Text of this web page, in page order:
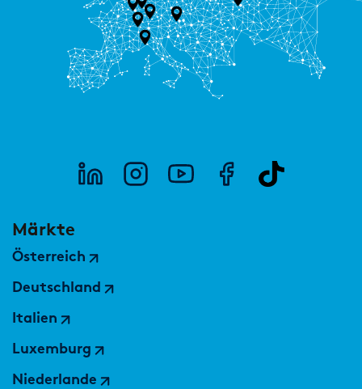
Märkte
Österreich
Deutschland
Italien
Luxemburg
Niederlande